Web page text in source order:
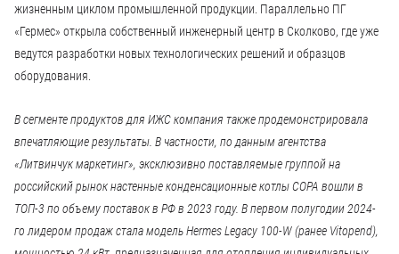
жизненным циклом промышленной продукции. Параллельно ПГ
«Гермес» открыла собственный инженерный центр в Сколково, где уже
ведутся разработки новых технологических решений и образцов
оборудования.
В сегменте продуктов для ИЖС компания также продемонстрировала
впечатляющие результаты. В частности, по данным агентства
«Литвинчук маркетинг», эксклюзивно поставляемые группой на
российский рынок настенные конденсационные котлы СОРА вошли в
ТОП-3 по объему поставок в РФ в 2023 году. В первом полугодии 2024-
го лидером продаж стала модель Hermes Legacy 100-W (ранее Vitopend),